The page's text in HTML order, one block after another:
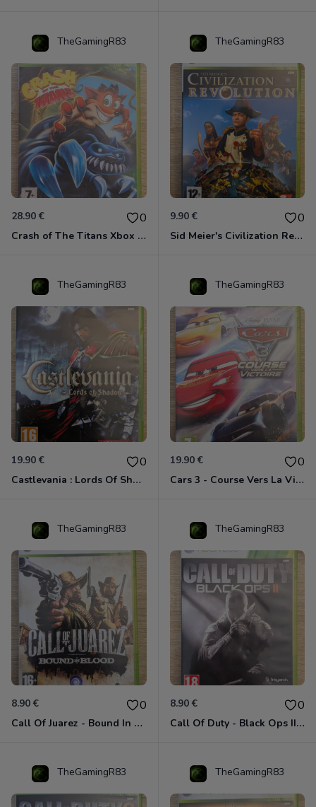
TheGamingR83
28.90 € 0
Crash of The Titans Xbox 360
TheGamingR83
9.90 € 0
Sid Meier's Civilization Revolution Xbox 360
TheGamingR83
19.90 € 0
Castlevania : Lords Of Shadow Xbox 360
TheGamingR83
19.90 € 0
Cars 3 - Course Vers La Victoire Xbox 360
TheGamingR83
8.90 € 0
Call Of Juarez - Bound In Blood Xbox 360
TheGamingR83
8.90 € 0
Call Of Duty - Black Ops II Xbox 360
TheGamingR83 TheGamingR83